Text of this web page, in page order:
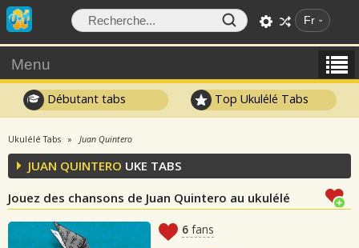
Fr
Menu
Débutant tabs Top Ukulélé Tabs
Ukulélé Tabs Juan Quintero
JUAN QUINTERO UKE TABS
Jouez des chansons de Juan Quintero au ukulélé
6 fans